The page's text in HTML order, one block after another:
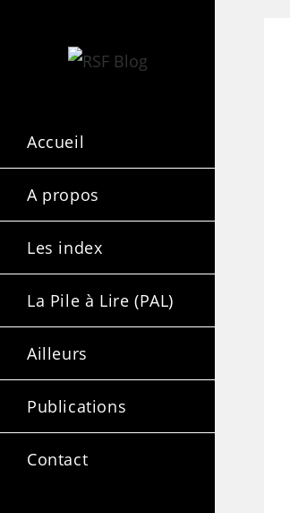
Accueil
A propos
Les index
La Pile à Lire (PAL)
Ailleurs
Publications
Contact